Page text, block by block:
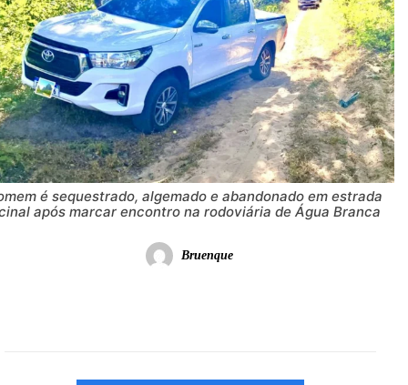
é sequestrado, algemado e abandonado em estrada
após marcar encontro na rodoviária de Água Branca
Bruenque